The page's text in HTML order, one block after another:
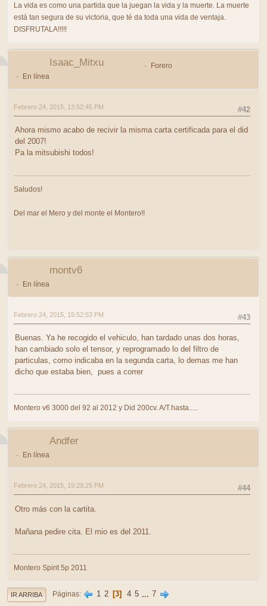
La vida es como una partida que la juegan la vida y la muerte. La muerte
está tan segura de su victoria, que té da toda una vida de ventaja.
DISFRUTALA!!!!!
Isaac_Mitxu
Forero
En línea
#42
Febrero 24, 2015, 13:52:45 PM
Ahora mismo acabo de recivir la misma carta certificada para el did
del 2007!
Pa la mitsubishi todos!
Saludos!
Del mar el Mero y del monte el Montero!!
montv6
En línea
#43
Febrero 24, 2015, 15:52:53 PM
Buenas. Ya he recogido el vehiculo, han tardado unas dos horas,
han cambiado solo el tensor, y reprogramado lo del filtro de
particulas, como indicaba en la segunda carta, lo demas me han
dicho que estaba bien, pues a correr
Montero v6 3000 del 92 al 2012 y Did 200cv. A/T.hasta.....
Andfer
En línea
#44
Febrero 24, 2015, 19:29:25 PM
Otro más con la cartita.
Mañana pedire cita. El mio es del 2011.
Montero Spirit 5p 2011
IR ARRIBA Páginas 1 2 3 4 5 ... 7